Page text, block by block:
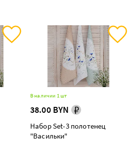
В наличии 1 шт
38.00 BYN
Набор Set-3 полотенец
"Васильки"